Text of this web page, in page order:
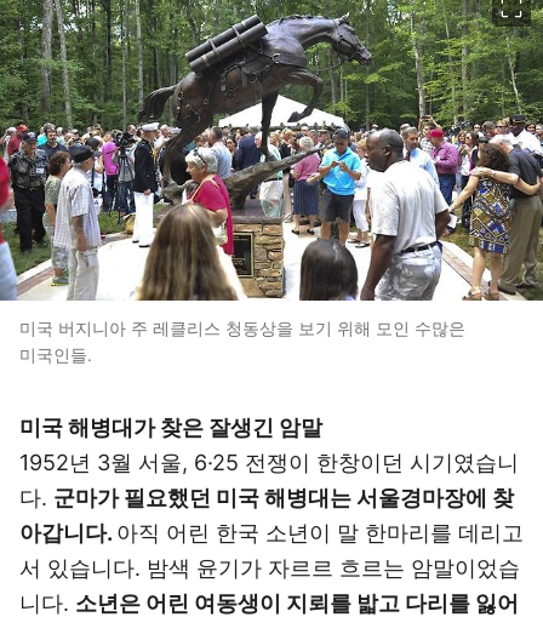
미국 버지니아 주 레클리스 청동상을 보기 위해 모인 수많은
미국인들.
미국 해병대가 찾은 잘생긴 암말
1952년 3월 서울, 6·25 전쟁이 한창이던 시기였습니
다. 군마가 필요했던 미국 해병대는 서울경마장에 찾
아갑니다. 아직 어린 한국 소년이 말 한마리를 데리고
서 있습니다. 밤색 윤기가 자르르 흐르는 암말이었습
니다. 소년은 어린 여동생이 지뢰를 밟고 다리를 잃어